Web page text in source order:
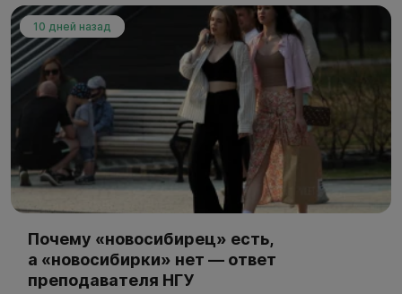
10 дней назад
Почему «новосибирец» есть,
а «новосибирки» нет — ответ
преподавателя НГУ